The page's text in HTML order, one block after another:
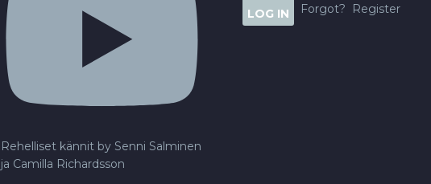
Rehelliset kännit by Senni Salminen
ja Camilla Richardsson
Forgot? Register